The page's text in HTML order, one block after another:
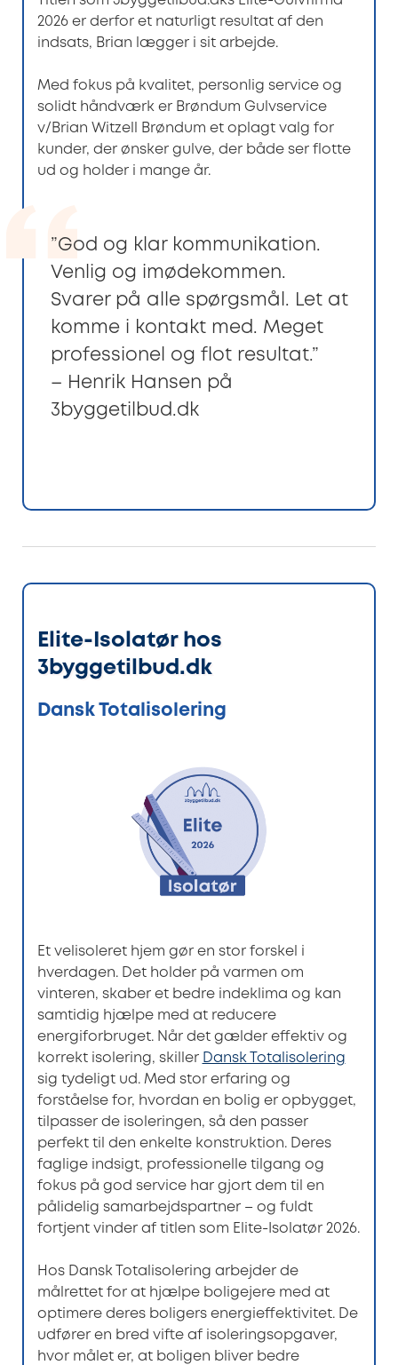
2026 er derfor et naturligt resultat af den
indsats, Brian lægger i sit arbejde.
Med fokus på kvalitet, personlig service og
solidt håndværk er Brøndum Gulvservice
v/Brian Witzell Brøndum et oplagt valg for
kunder, der ønsker gulve, der både ser flotte
ud og holder i mange år.
”God og klar kommunikation.
Venlig og imødekommen.
Svarer på alle spørgsmål. Let at
komme i kontakt med. Meget
professionel og flot resultat.”
– Henrik Hansen på
3byggetilbud.dk
Elite-Isolatør hos
3byggetilbud.dk
Dansk Totalisolering
Et velisoleret hjem gør en stor forskel i
hverdagen. Det holder på varmen om
vinteren, skaber et bedre indeklima og kan
samtidig hjælpe med at reducere
energiforbruget. Når det gælder effektiv og
korrekt isolering, skiller Dansk Totalisolering
sig tydeligt ud. Med stor erfaring og
forståelse for, hvordan en bolig er opbygget,
tilpasser de isoleringen, så den passer
perfekt til den enkelte konstruktion. Deres
faglige indsigt, professionelle tilgang og
fokus på god service har gjort dem til en
pålidelig samarbejdspartner – og fuldt
fortjent vinder af titlen som Elite-Isolatør 2026.
Hos Dansk Totalisolering arbejder de
målrettet for at hjælpe boligejere med at
optimere deres boligers energieffektivitet. De
udfører en bred vifte af isoleringsopgaver,
hvor målet er, at boligen bliver bedre